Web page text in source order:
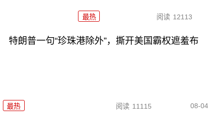
最热 阅读 12113
特朗普一句“珍珠港除外”，撕开美国霸权遮羞布
最热 阅读 11115 08-04